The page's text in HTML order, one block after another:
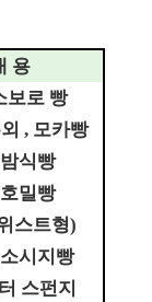
용
보로 빵
, 모카빵
밤식빵
호밀빵
스트형)
소시지빵
스펀지